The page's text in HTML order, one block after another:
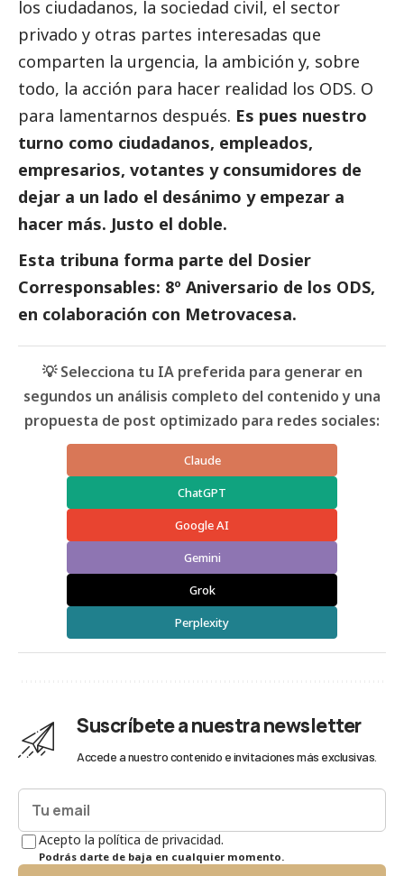
los ciudadanos, la sociedad civil, el sector
privado y otras partes interesadas que
comparten la urgencia, la ambición y, sobre
todo, la acción para hacer realidad los ODS. O
para lamentarnos después. Es pues nuestro
turno como ciudadanos, empleados,
empresarios, votantes y consumidores de
dejar a un lado el desánimo y empezar a
hacer más. Justo el doble.
Esta tribuna forma parte del Dosier
Corresponsables: 8º Aniversario de los ODS,
en colaboración con Metrovacesa.
💡 Selecciona tu IA preferida para generar en
segundos un análisis completo del contenido y una
propuesta de post optimizado para redes sociales:
Claude
ChatGPT
Google AI
Gemini
Grok
Perplexity
Suscríbete a nuestra newsletter
Accede a nuestro contenido e invitaciones más exclusivas.
Acepto la política de privacidad.
Podrás darte de baja en cualquier momento.